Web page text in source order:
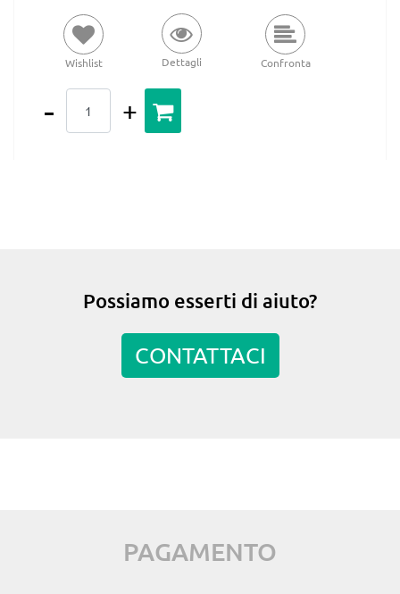
Wishlist Dettagli Confronta
Possiamo esserti di aiuto?
CONTATTACI
PAGAMENTO